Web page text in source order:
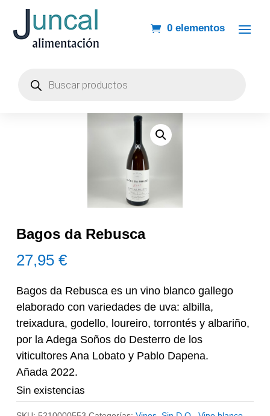
0 elementos
Bagos da Rebusca
27,95€
Bagos da Rebusca es un vino blanco gallego
elaborado con variedades de uva: albilla,
treixadura, godello, loureiro, torrontés y albariño,
por la Adega Soños do Desterro de los
viticultores Ana Lobato y Pablo Dapena.
Añada 2022.
Sin existencias